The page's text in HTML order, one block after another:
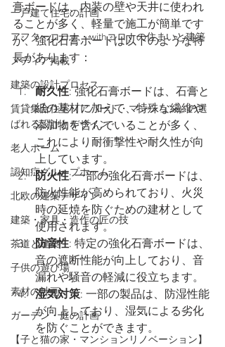
一戸建て住宅の計画
アフターコロナ・withコロナの住まいと建築
メディア掲載
建築の設計プロセス
賃貸集合住宅（アパート・マンション）の選
ばれる設計とデザイン
老人ホーム
認知症グループホーム
北欧の建築デザイン
建築・家具・造作の匠の技
茶道と建築
子供の遊び場
素材の計画
ガーデン・庭の計画
【子と猫の家・マンションリノベーション】
膏ボードは、内装の壁や天井に使われ
ることが多く、軽量で施工が簡単です
が、強化石膏ボードは以下のような特
長があります：
耐久性: 強化石膏ボードは、石膏と
紙の基材に加えて、特殊な繊維や
添加物を含んでいることが多く、
これにより耐衝撃性や耐久性が向
上しています。
防火性: 一部の強化石膏ボードは、
防火性能が高められており、火災
時の延焼を防ぐための建材として
使用されます。
防音性: 特定の強化石膏ボードは、
音の遮断性能が向上しており、音
漏れや騒音の軽減に役立ちます。
湿気対策: 一部の製品は、防湿性能
が向上しており、湿気による劣化
を防ぐことができます。